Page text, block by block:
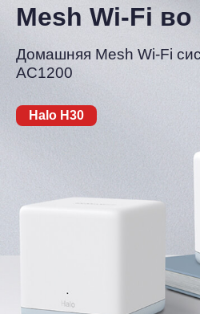
Mesh Wi-Fi
Домашняя Mesh Wi-Fi
AC1200
Halo H30